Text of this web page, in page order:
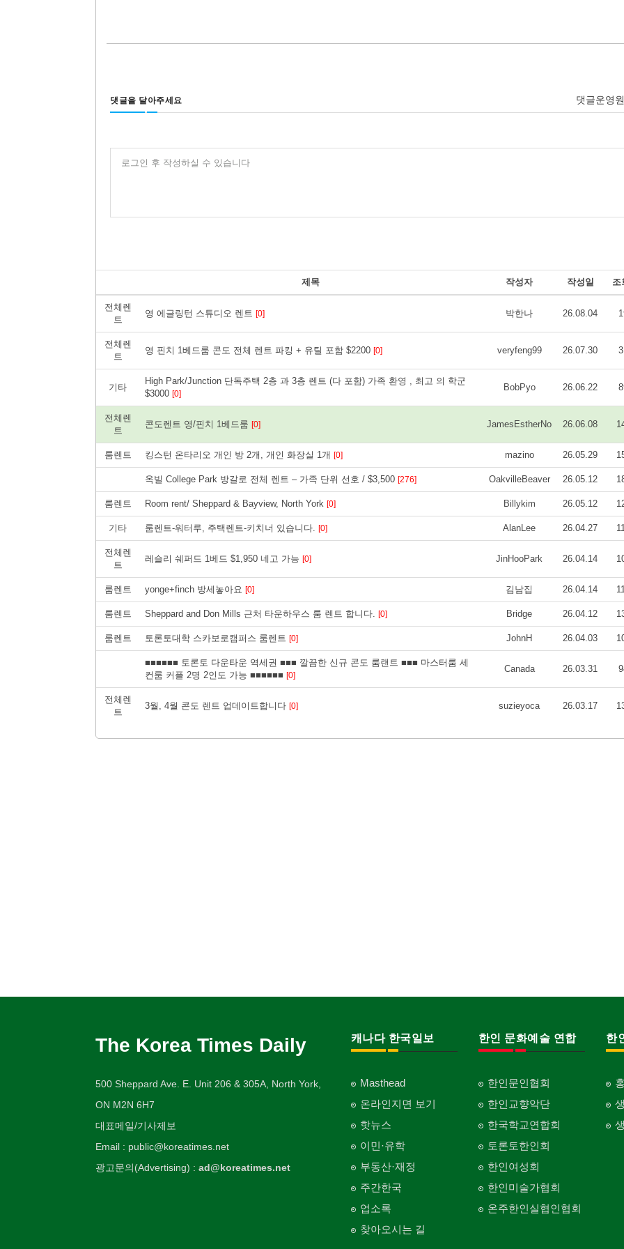
댓글을 달아주세요 댓글운영
로그인 후 작성하실 수 있습니다
제목 작성자 작성일 조
전체렌
트
영 에글링턴 스튜디오 렌트 [0] 박한나 26.08.04
전체렌
트
영 핀치 1베드룸 콘도 전체 렌트 파킹 + 유틸 포함 $2200 [0] veryfeng99 26.07.30
기타
High Park/Junction 단독주택 2층 과 3층 렌트 (다 포함) 가족 환영 , 최고 의 학군
$3000 [0]
BobPyo 26.06.22
전체렌
트
콘도렌트 영/핀치 1베드룸 [0] JamesEstherNo 26.06.08
룸렌트 킹스턴 온타리오 개인 방 2개, 개인 화장실 1개 [0] mazino 26.05.29
옥빌 College Park 방갈로 전체 렌트 – 가족 단위 선호 / $3,500 [276] OakvilleBeaver 26.05.12
룸렌트 Room rent/ Sheppard & Bayview, North York [0] Billykim 26.05.12
기타 룸렌트-워터루, 주택렌트-키치너 있습니다. [0] AlanLee 26.04.27
전체렌
트
레슬리 쉐퍼드 1베드 $1,950 네고 가능 [0] JinHooPark 26.04.14
룸렌트 yonge+finch 방세놓아요 [0] 김남집 26.04.14
룸렌트 Sheppard and Don Mills 근처 타운하우스 룸 렌트 합니다. [0] Bridge 26.04.12
룸렌트 토론토대학 스카보로캠퍼스 룸렌트 [0] JohnH 26.04.03
■■■■■■ 토론토 다운타운 역세권 ■■■ 깔끔한 신규 콘도 룸랜트 ■■■ 마스터룸 세
컨룸 커플 2명 2인도 가능 ■■■■■■ [0]
Canada 26.03.31
전체렌
트
3월, 4월 콘도 렌트 업데이트합니다 [0] suzieyoca 26.03.17
The Korea Times Daily
500 Sheppard Ave. E. Unit 206 & 305A, North York,
ON M2N 6H7
대표메일/기사제보
Email : public@koreatimes.net
광고문의(Advertising) : ad@koreatimes.net
캐나다 한국일보
Masthead
온라인지면 보기
핫뉴스
이민·유학
부동산·재정
주간한국
업소록
찾아오시는 길
한인 문화예술 연합
한인문인협회
한인교향악단
한국학교연합회
토론토한인회
한인여성회
한인미술가협회
온주한인실협인협회
한